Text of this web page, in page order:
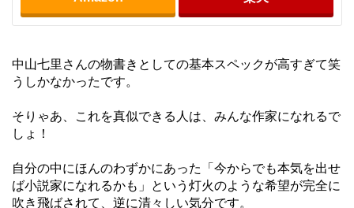
中山七里さんの物書きとしての基本スペックが高すぎて笑
うしかなかったです。
そりゃあ、これを真似できる人は、みんな作家になれるで
しょ！
自分の中にほんのわずかにあった「今からでも本気を出せ
ば小説家になれるかも」という灯火のような希望が完全に
吹き飛ばされて、逆に清々しい気分です。